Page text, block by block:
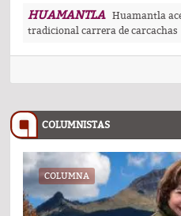
HUAMANTLA
Huamantla
tradicional carrera de carcachas
COLUMNISTAS
COLUMNA